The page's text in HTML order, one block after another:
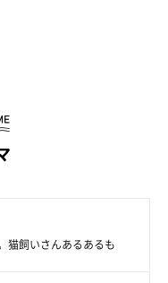
猫飼いさんあるあるも